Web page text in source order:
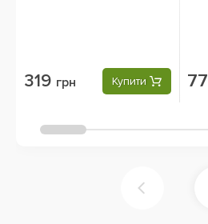
319 грн Купити